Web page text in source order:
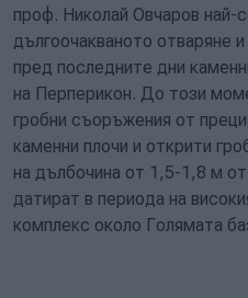
проф. Николай Овчаров най-
дългоочакваното отваряне
пред последните дни
на Перперикон. До този
гробни съоръжения от
каменни плочи и открити
на дълбочина от 1,5-1,8 м
датират в периода на
комплекс около Голямата